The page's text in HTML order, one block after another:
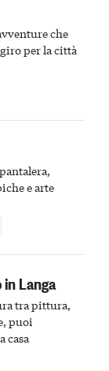
che
per la città
e arte
Langa
tra pittura,
puoi
casa